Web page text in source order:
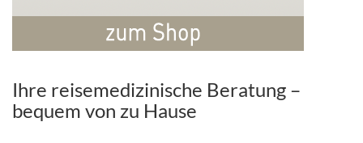
Ihre reisemedizinische Beratung –
bequem von zu Hause